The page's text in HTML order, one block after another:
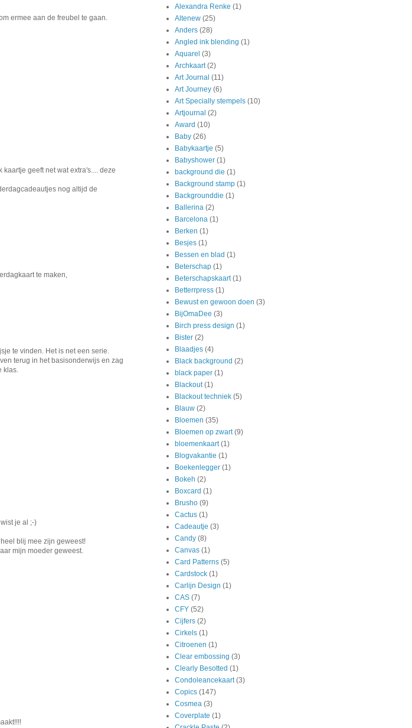
ermee aan de freubel te gaan.
geeft net wat extra's.... deze
nog altijd de
te maken,
te vinden. Het is net een serie.
terug in het basisonderwijs en zag
klas.
je al ;-)
blij mee zijn geweest!
mijn moeder geweest.
Alexandra Renke (1)
Altenew (25)
Anders (28)
Angled ink blending (1)
Aquarel (3)
Archkaart (2)
Art Journal (11)
Art Journey (6)
Art Specially stempels (10)
Artjournal (2)
Award (10)
Baby (26)
Babykaartje (5)
Babyshower (1)
background die (1)
Background stamp (1)
Backgrounddie (1)
Ballerina (2)
Barcelona (1)
Berken (1)
Besjes (1)
Bessen en blad (1)
Beterschap (1)
Beterschapskaart (1)
Betterrpress (1)
Bewust en gewoon doen (3)
BijOmaDee (3)
Birch press design (1)
Bister (2)
Blaadjes (4)
Black background (2)
black paper (1)
Blackout (1)
Blackout techniek (5)
Blauw (2)
Bloemen (35)
Bloemen op zwart (9)
bloemenkaart (1)
Blogvakantie (1)
Boekenlegger (1)
Bokeh (2)
Boxcard (1)
Brusho (9)
Cactus (1)
Cadeautje (3)
Candy (8)
Canvas (1)
Card Patterns (5)
Cardstock (1)
Carlijn Design (1)
CAS (7)
CFY (52)
Cijfers (2)
Cirkels (1)
Citroenen (1)
Clear embossing (3)
Clearly Besotted (1)
Condoleancekaart (3)
Copics (147)
Cosmea (3)
Coverplate (1)